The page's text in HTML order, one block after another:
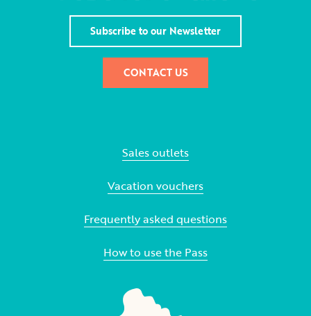
Subscribe to our Newsletter
CONTACT US
Sales outlets
Vacation vouchers
Frequently asked questions
How to use the Pass